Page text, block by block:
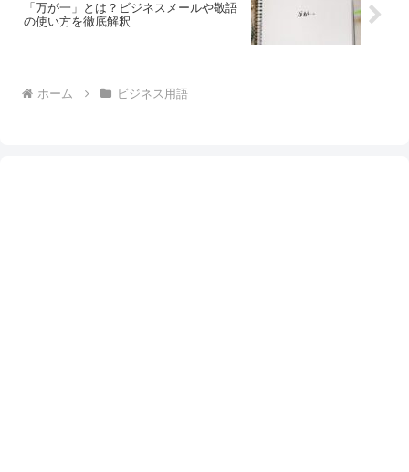
「万が一」とは？ビジネスメールや敬語
の使い方を徹底解釈
ホーム ビジネス用語